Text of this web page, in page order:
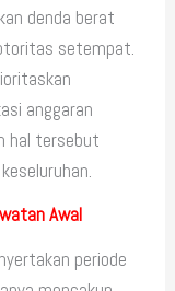
denda berat
setempat.
anggaran
hal tersebut
Awal
periode